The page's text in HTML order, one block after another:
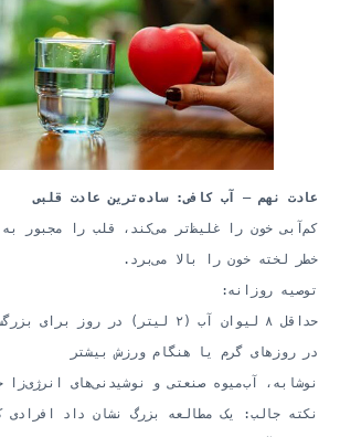
عادت نهم — آب کافی: ساده‌ترین عادت قلبی
کم‌آبی خون را غلیظ‌تر می‌کند، قلب را مجبور به
خطر لخته خون را بالا می‌برد.
توصیه روزانه:
حداقل ۸ لیوان آب (۲ لیتر) در روز برای بزرگسالان سالم
در روزهای گرم یا هنگام ورزش بیشتر
نوشابه، آب‌میوه صنعتی و نوشیدنی‌های انرژی‌زا